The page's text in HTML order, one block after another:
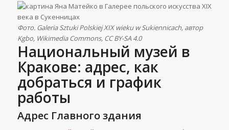
Фото. Galeria Sztuki Polskiej XIX wieku w Sukiennicach, автор
Kgbo, Wikimedia Commons, CC BY-SA 4.0
Национальный музей в
Кракове: адрес, как
добраться и график
работы
Адрес Главного здания